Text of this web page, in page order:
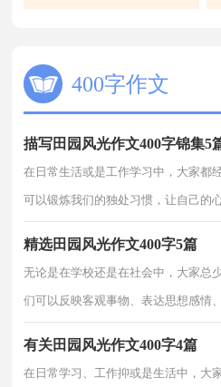
400字作文
描写田园风光作文400字锦集5
在日常生活或是工作学习中，大家都
可以锻炼我们的独处习惯，让自己的
写田园风光作文400字
精选田园风光作文400字5篇
无论是在学校还是在社会中，大家总
们可以反映客观事物、表达思想感情
篇，供大家参考借
有关田园风光作文400字4篇
在日常学习、工作抑或是生活中，大